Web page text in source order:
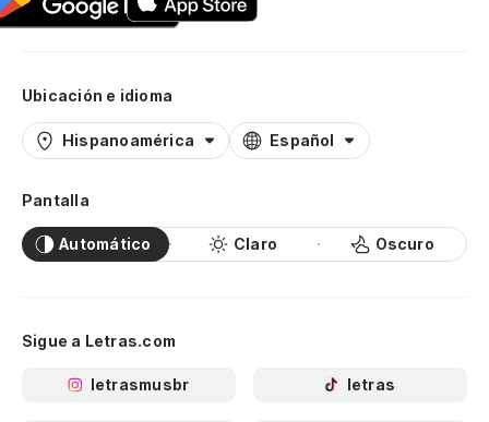
Ubicación e idioma
Hispanoamérica Español
Pantalla
Automático Claro Oscuro
Sigue a Letras.com
letrasmusbr letras